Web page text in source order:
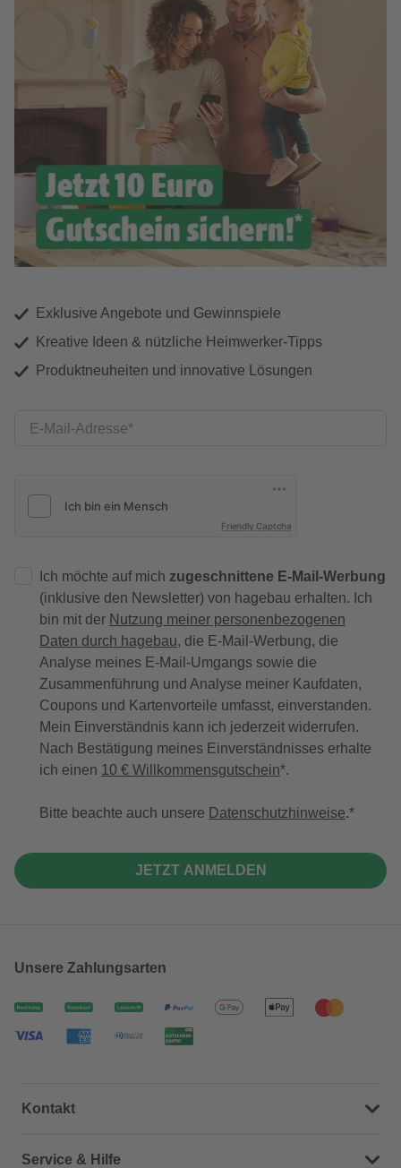
Exklusive Angebote und Gewinnspiele
Kreative Ideen & nützliche Heimwerker-Tipps
Produktneuheiten und innovative Lösungen
E-Mail-Adresse
Friendly Captcha
Ich möchte auf mich zugeschnittene E-Mail-Werbung
(inklusive den Newsletter) von hagebau erhalten. Ich
bin mit der Nutzung meiner personenbezogenen
Daten durch hagebau, die E-Mail-Werbung, die
Analyse meines E-Mail-Umgangs sowie die
Zusammenführung und Analyse meiner Kaufdaten,
Coupons und Kartenvorteile umfasst, einverstanden.
Mein Einverständnis kann ich jederzeit widerrufen.
Nach Bestätigung meines Einverständnisses erhalte
ich einen 10 € Willkommensgutschein*.
Bitte beachte auch unsere Datenschutzhinweise.
JETZT ANMELDEN
Unsere Zahlungsarten
Kontakt
Dein Kontakt zu uns
Service & Hilfe